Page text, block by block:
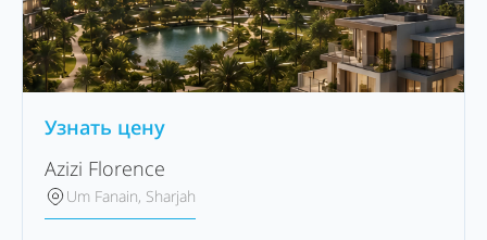
Узнать цену
Azizi Florence
Um Fanain, Sharjah